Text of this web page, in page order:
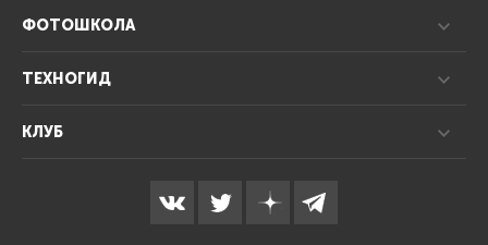
ФОТОШКОЛА
ТЕХНОГИД
КЛУБ